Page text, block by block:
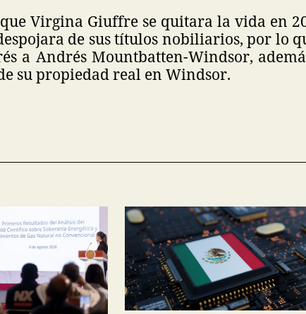
Virgina Giuffre se quitara la vida en
de sus títulos nobiliarios, por lo
a Andrés Mountbatten-Windsor,
su propiedad real en Windsor.